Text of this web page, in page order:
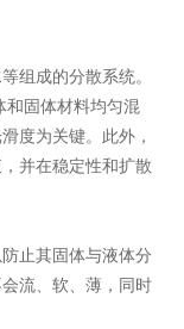
组成的分散系统。
和固体材料均匀混
度为关键。此外，
并在稳定性和扩散
止其固体与液体分
流、软、薄，同时